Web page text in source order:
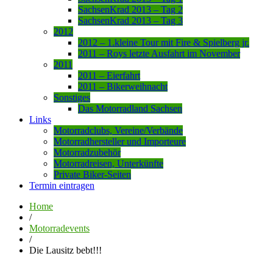
SachsenKrad 2013 – Tag 2
SachsenKrad 2013 – Tag 3
2012
2012 – 1.kleine Tour mit Fire & Spielberg jr.
2011 – Roys letzte Ausfahrt im November
2011
2011 – Eierfahrt
2011 – Bikerweihnacht
Sonstiges
Das Motorradland Sachsen
Links
Motorradclubs, Vereine/Verbände
Motorradhersteller und Importeure
Motorradzubehör
Motorradreisen, Unterkünfte
Private Biker-Seiten
Termin eintragen
Home
/
Motorradevents
/
Die Lausitz bebt!!!